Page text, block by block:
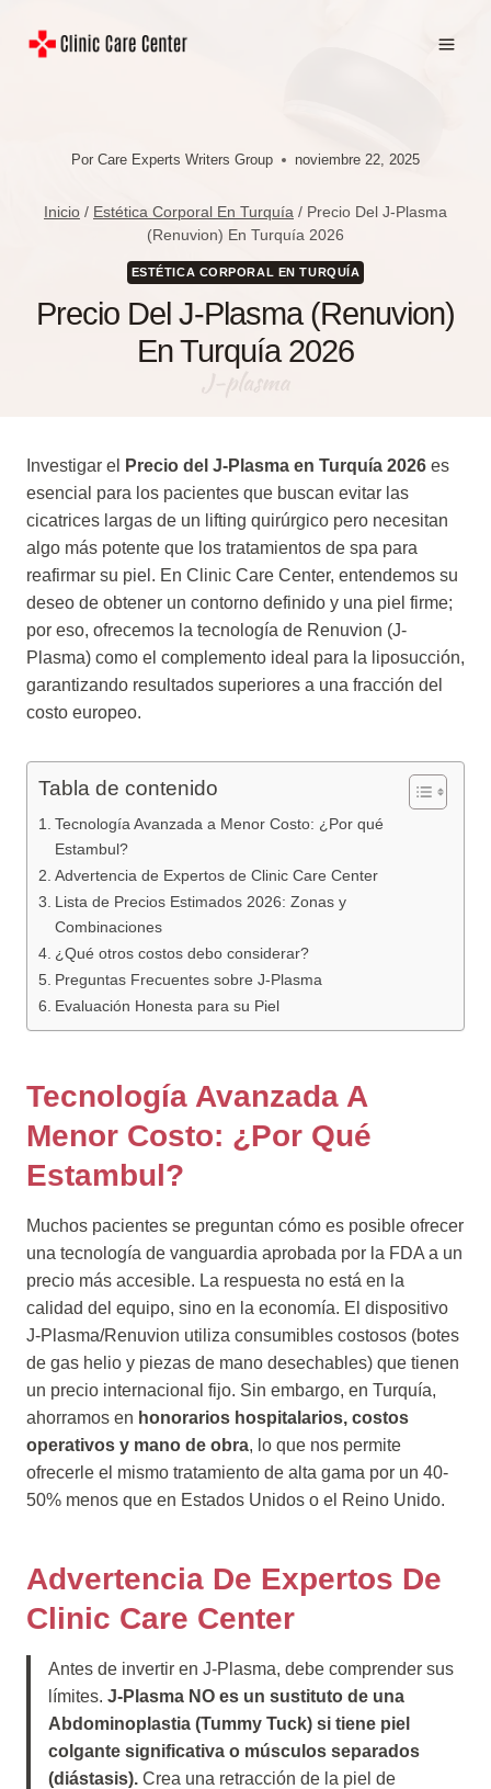
Por Care Experts Writers Group noviembre 22, 2025
Inicio / Estética Corporal En Turquía / Precio Del J-Plasma
(Renuvion) En Turquía 2026
ESTÉTICA CORPORAL EN TURQUÍA
Precio Del J-Plasma (Renuvion)
En Turquía 2026
Investigar el Precio del J-Plasma en Turquía 2026 es
esencial para los pacientes que buscan evitar las
cicatrices largas de un lifting quirúrgico pero necesitan
algo más potente que los tratamientos de spa para
reafirmar su piel. En Clinic Care Center, entendemos su
deseo de obtener un contorno definido y una piel firme;
por eso, ofrecemos la tecnología de Renuvion (J-
Plasma) como el complemento ideal para la liposucción,
garantizando resultados superiores a una fracción del
costo europeo.
Tabla de contenido
Tecnología Avanzada a Menor Costo: ¿Por qué
Estambul?
Advertencia de Expertos de Clinic Care Center
Lista de Precios Estimados 2026: Zonas y
Combinaciones
¿Qué otros costos debo considerar?
Preguntas Frecuentes sobre J-Plasma
Evaluación Honesta para su Piel
Tecnología Avanzada A
Menor Costo: ¿Por Qué
Estambul?
Muchos pacientes se preguntan cómo es posible ofrecer
una tecnología de vanguardia aprobada por la FDA a un
precio más accesible. La respuesta no está en la
calidad del equipo, sino en la economía. El dispositivo
J-Plasma/Renuvion utiliza consumibles costosos (botes
de gas helio y piezas de mano desechables) que tienen
un precio internacional fijo. Sin embargo, en Turquía,
ahorramos en honorarios hospitalarios, costos
operativos y mano de obra, lo que nos permite
ofrecerle el mismo tratamiento de alta gama por un 40-
50% menos que en Estados Unidos o el Reino Unido.
Advertencia De Expertos De
Clinic Care Center
Antes de invertir en J-Plasma, debe comprender sus
límites. J-Plasma NO es un sustituto de una
Abdominoplastia (Tummy Tuck) si tiene piel
colgante significativa o músculos separados
(diástasis). Crea una retracción de la piel de